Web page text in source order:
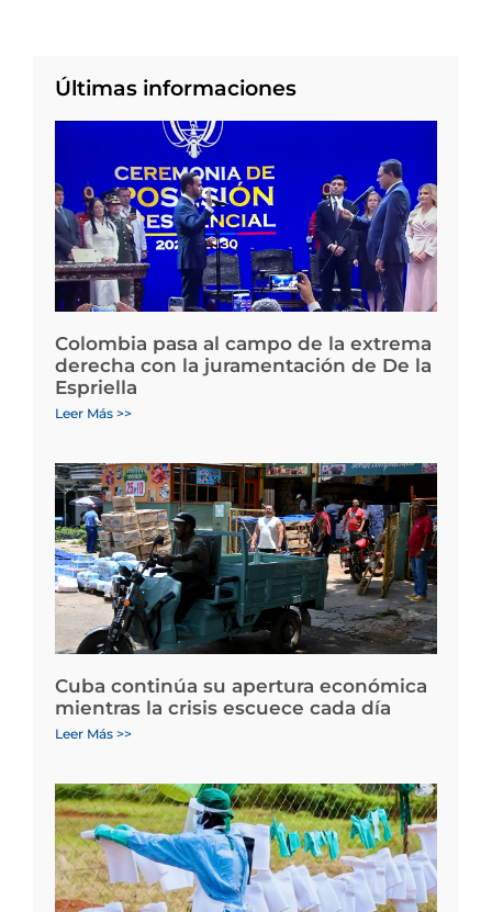
Últimas informaciones
Colombia pasa al campo de la extrema
derecha con la juramentación de De la
Espriella
Leer Más >>
Cuba continúa su apertura económica
mientras la crisis escuece cada día
Leer Más >>